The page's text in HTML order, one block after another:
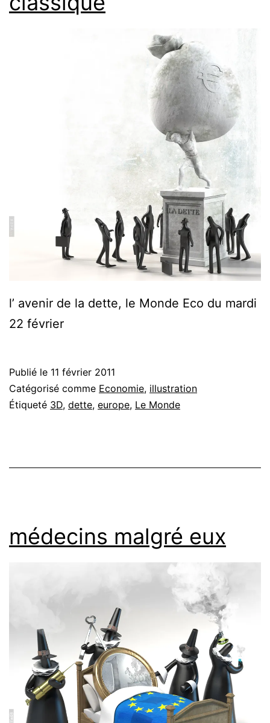
l’ avenir de la dette, le Monde Eco du mardi
22 février
Publié le 11 février 2011
Catégorisé comme Economie, illustration
Étiqueté 3D, dette, europe, Le Monde
médecins malgré eux